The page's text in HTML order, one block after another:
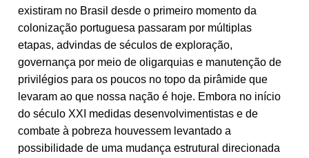
existiram no Brasil desde o primeiro momento da
colonização portuguesa passaram por múltiplas
etapas, advindas de séculos de exploração,
governança por meio de oligarquias e manutenção de
privilégios para os poucos no topo da pirâmide que
levaram ao que nossa nação é hoje. Embora no início
do século XXI medidas desenvolvimentistas e de
combate à pobreza houvessem levantado a
possibilidade de uma mudança estrutural direcionada